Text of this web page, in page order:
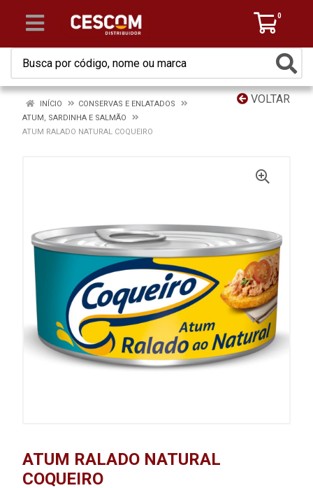
0
VOLTAR
INÍCIO
CONSERVAS E ENLATADOS
ATUM, SARDINHA E SALMÃO
ATUM RALADO NATURAL COQUEIRO
ATUM RALADO NATURAL
COQUEIRO